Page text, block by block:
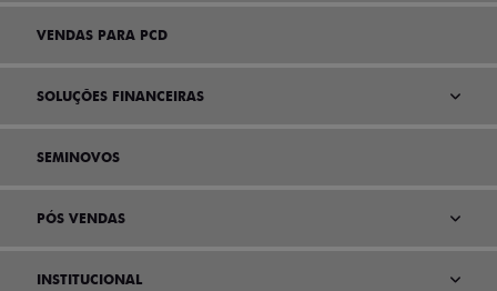
VENDAS PARA PCD
SOLUÇÕES FINANCEIRAS
SEMINOVOS
PÓS VENDAS
INSTITUCIONAL